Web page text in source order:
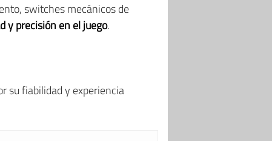
switches mecánicos de
y precisión en el juego.
su fiabilidad y experiencia